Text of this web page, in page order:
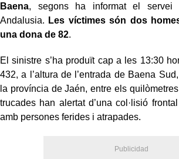
Baena, segons ha informat el servei
Andalusia. Les víctimes són dos
una dona de 82.
El sinistre s’ha produït cap a les 13:30
432, a l’altura de l’entrada de Baena
la província de Jaén, entre els
trucades han alertat d’una col·lisió
amb persones ferides i atrapades.